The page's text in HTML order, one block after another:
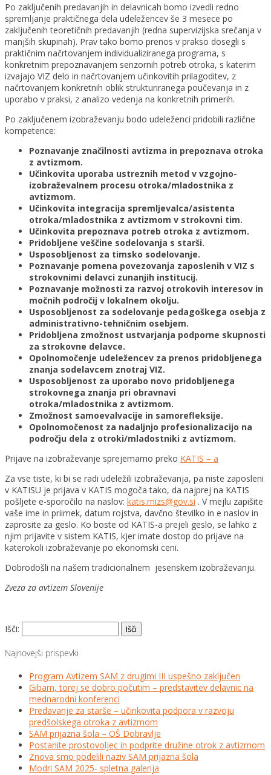
Po zaključenih predavanjih in delavnicah bomo izvedli redno
spremljanje praktičnega dela udeležencev še 3 mesece po
zaključenih teoretičnih predavanjih (redna supervizijska srečanja v
manjših skupinah). Prav tako bomo prenos v prakso dosegli s
praktičnim načrtovanjem individualiziranega programa, s
konkretnim prepoznavanjem senzornih potreb otroka, s katerim
izvajajo VIZ delo in načrtovanjem učinkovitih prilagoditev, z
načrtovanjem konkretnih oblik strukturiranega poučevanja in z
uporabo v praksi, z analizo vedenja na konkretnih primerih.
Po zaključenem izobraževanju bodo udeleženci pridobili različne
kompetence:
Poznavanje značilnosti avtizma in prepoznava otroka
z avtizmom.
Učinkovita uporaba ustreznih metod v vzgojno-
izobraževalnem procesu otroka/mladostnika z
avtizmom.
Učinkovita integracija spremljevalca/asistenta
otroka/mladostnika z avtizmom v strokovni tim.
Učinkovita prepoznava potreb otroka z avtizmom.
Pridobljene veščine sodelovanja s starši.
Usposobljenost za timsko sodelovanje.
Poznavanje pomena povezovanja zaposlenih v VIZ s
strokovnimi delavci zunanjih institucij.
Poznavanje možnosti za razvoj otrokovih interesov in
močnih področij v lokalnem okolju.
Usposobljenost za sodelovanje pedagoškega osebja z
administrativno-tehničnim osebjem.
Pridobljena zmožnost ustvarjanja podporne skupnosti
za strokovne delavce.
Opolnomočenje udeležencev za prenos pridobljenega
znanja sodelavcem znotraj VIZ.
Usposobljenost za uporabo novo pridobljenega
strokovnega znanja pri obravnavi
otroka/mladostnika z avtizmom.
Zmožnost samoevalvacije in samorefleksije.
Opolnomočenost za nadaljnjo profesionalizacijo na
področju dela z otroki/mladostniki z avtizmom.
Prijave na izobraževanje sprejemamo preko KATIS – a
Za vse tiste, ki bi se radi udeležili izobraževanja, pa niste zaposleni
v KATISU je prijava v KATIS mogoča tako, da najprej na KATIS
pošljete e-sporočilo na naslov: katis.mizs@gov.si . V mejlu zapišite
vaše ime in priimek, datum rojstva, davčno številko in e naslov in
zaprosite za geslo. Ko boste od KATIS-a prejeli geslo, se lahko z
njim prijavite v sistem KATIS, kjer imate dostop do prijave na
katerokoli izobraževanje po ekonomski ceni.
Dobrodošli na našem tradicionalnem jesenskem izobraževanju.
Zveza za avtizem Slovenije
Išči:
Najnovejši prispevki
Program Avtizem SAM z drugimi III uspešno zaključen
Gibam, torej se dobro počutim – predstavitev delavnic na
mednarodni konferenci
Predavanje za starše – učinkovita podpora v razvoju
predšolskega otroka z avtizmom
SAM prijazna šola – OŠ Dobravlje
Postanite prostovoljec in podprite družine otrok z avtizmom
Znova smo podelili naziv SAM prijazna šola
Modri SAM 2025- spletna galerija